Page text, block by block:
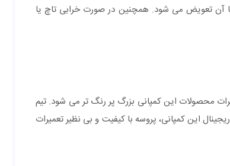
تعویض می شود. همچنین در صورت خرابی تاچ یا
محصولات این کمپانی بزرگ پر رنگ تر می شود. تیم
این کمپانی، پروسه با کیفیت و بی نظیر تعمیرات